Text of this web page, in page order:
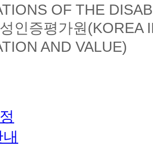
OF THE
인증평가원(KOREA
AND VALUE)